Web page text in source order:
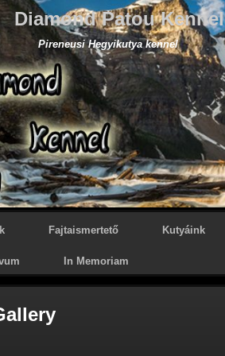
Diamond Patou Kennel
Pireneusi Hegyikutya kennel
Fajtaismertető Kutyáink
In Memoriam